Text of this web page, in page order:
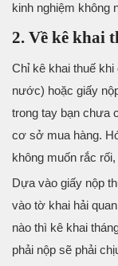
kinh nghiệm không
2. Về kê khai
Chỉ kê khai thuế
nước) hoặc giấy
trong tay bạn chưa
cơ sở mua hàng.
không muốn rắc
Dựa vào giấy nộp
vào tờ khai hải
nào thì kê khai
phải nộp sẽ phải